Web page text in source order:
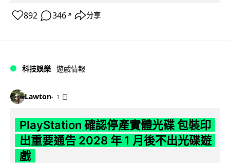
892 346 ↗ 分享
科技娛樂 遊戲情報
Lawton 1 日
PlayStation 確認停產實體光碟 包裝印
出重要通告 2028 年 1 月後不出光碟遊
戲